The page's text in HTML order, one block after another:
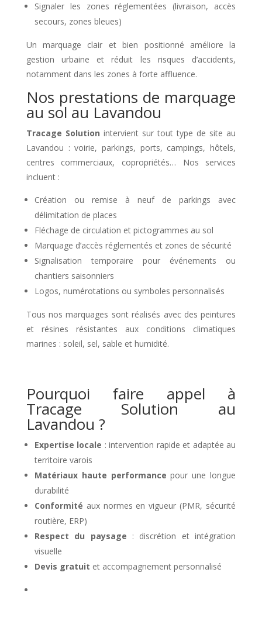
Signaler les zones réglementées (livraison, accès
secours, zones bleues)
Un marquage clair et bien positionné améliore la
gestion urbaine et réduit les risques d’accidents,
notamment dans les zones à forte affluence.
Nos prestations de marquage
au sol au Lavandou
Tracage Solution intervient sur tout type de site au
Lavandou : voirie, parkings, ports, campings, hôtels,
centres commerciaux, copropriétés… Nos services
incluent :
Création ou remise à neuf de parkings avec
délimitation de places
Fléchage de circulation et pictogrammes au sol
Marquage d’accès réglementés et zones de sécurité
Signalisation temporaire pour événements ou
chantiers saisonniers
Logos, numérotations ou symboles personnalisés
Tous nos marquages sont réalisés avec des peintures
et résines résistantes aux conditions climatiques
marines : soleil, sel, sable et humidité.
Pourquoi faire appel à
Tracage Solution au
Lavandou ?
Expertise locale : intervention rapide et adaptée au
territoire varois
Matériaux haute performance pour une longue
durabilité
Conformité aux normes en vigueur (PMR, sécurité
routière, ERP)
Respect du paysage : discrétion et intégration
visuelle
Devis gratuit et accompagnement personnalisé